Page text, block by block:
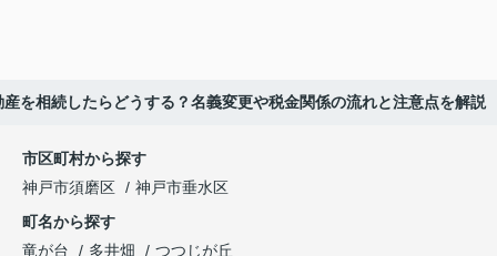
を相続したらどうする？名義変更や税金関係の流れと注意点を解説
市区町村から探す
神戸市須磨区
神戸市垂水区
町名から探す
竜が台
多井畑
つつじが丘